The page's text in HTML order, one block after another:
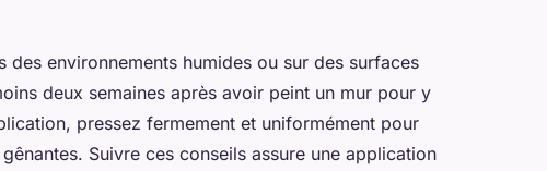
des environnements humides ou sur des surfaces
deux semaines après avoir peint un mur pour y
pressez fermement et uniformément pour
Suivre ces conseils assure une application